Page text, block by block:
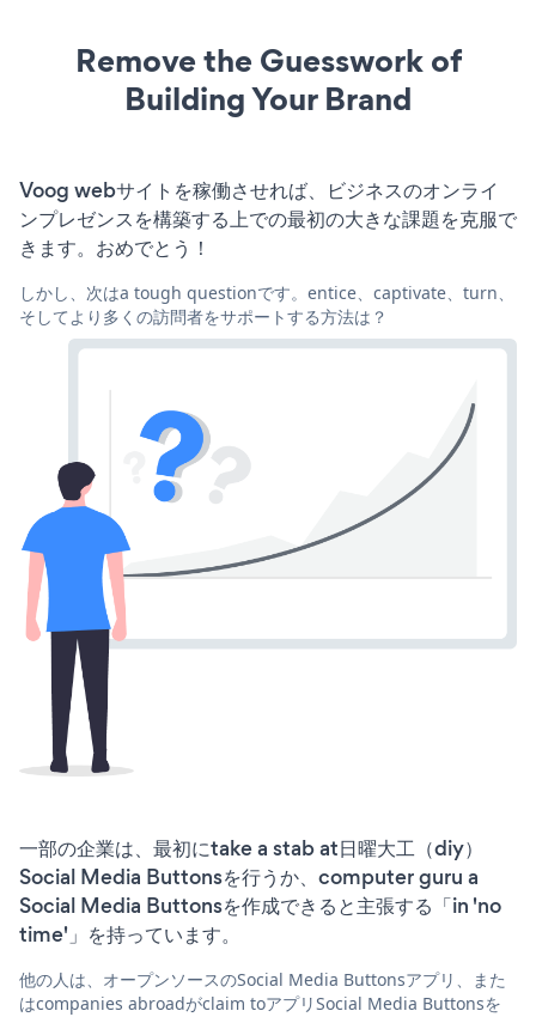
Remove the Guesswork of
Building Your Brand
Voog webサイトを稼働させれば、ビジネスのオンライ
ンプレゼンスを構築する上での最初の大きな課題を克服で
きます。おめでとう！
しかし、次はa tough questionです。entice、captivate、turn、
そしてより多くの訪問者をサポートする方法は？
一部の企業は、最初にtake a stab at日曜大工（diy）
Social Media Buttonsを行うか、computer guru a
Social Media Buttonsを作成できると主張する「in 'no
time'」を持っています。
他の人は、オープンソースのSocial Media Buttonsアプリ、また
はcompanies abroadがclaim toアプリSocial Media Buttonsを